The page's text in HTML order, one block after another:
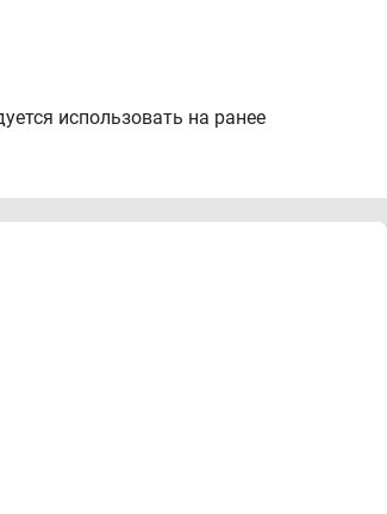
использовать на ранее